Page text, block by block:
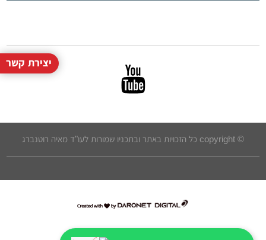
© copyright כל הזכויות באתר ובתכניו שמורות לעו"ד מאיה רוטנברג
דרונט
-
יצירת קשר